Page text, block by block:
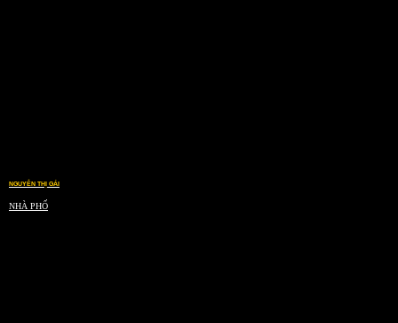
NGUYỄN THỊ GÁI
NHÀ PHỐ